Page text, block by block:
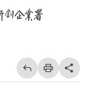
回
上
一
頁
列
印
share分享